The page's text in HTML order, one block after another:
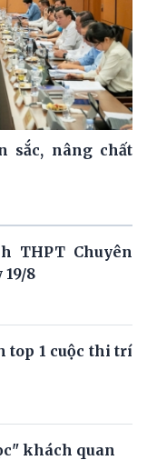
sắc, nâng chất
THPT Chuyên
8
top 1 cuộc thi trí
khách quan